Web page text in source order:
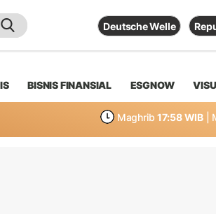
Deutsche Welle
BISNIS FINANSIAL ESGNOW
Maghrib 17:58 WIB